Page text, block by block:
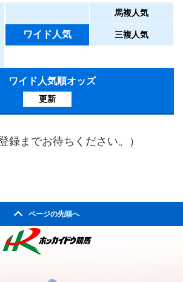
馬複人気
ワイド人気 三複人気
ワイド人気順オッズ
更新
録までお待ちください。）
ページの先頭へ